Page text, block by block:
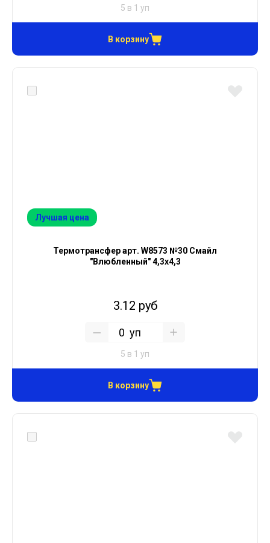
5 в 1 уп
В корзину
Лучшая цена
Термотрансфер арт. W8573 №30 Смайл
"Влюбленный" 4,3х4,3
3.12 руб
уп
5 в 1 уп
В корзину